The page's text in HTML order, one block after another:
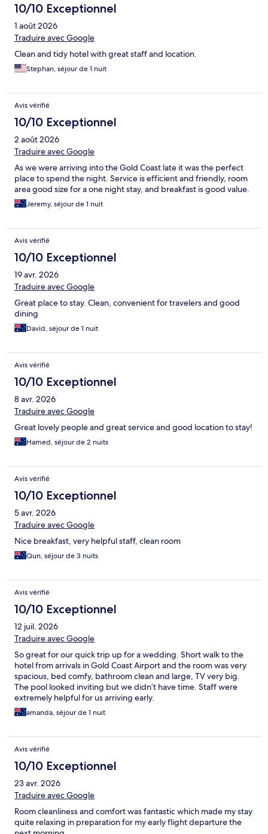
10/10 Exceptionnel
1 août 2026
Traduire avec Google
Clean and tidy hotel with great staff and location.
Stephan, séjour de 1 nuit
Avis vérifié
10/10 Exceptionnel
2 août 2026
Traduire avec Google
As we were arriving into the Gold Coast late it was the perfect
place to spend the night. Service is efficient and friendly, room
area good size for a one night stay, and breakfast is good value.
Jeremy, séjour de 1 nuit
Avis vérifié
10/10 Exceptionnel
19 avr. 2026
Traduire avec Google
Great place to stay. Clean, convenient for travelers and good
dining
David, séjour de 1 nuit
Avis vérifié
10/10 Exceptionnel
8 avr. 2026
Traduire avec Google
Great lovely people and great service and good location to stay!
Hamed, séjour de 2 nuits
Avis vérifié
10/10 Exceptionnel
5 avr. 2026
Traduire avec Google
Nice breakfast, very helpful staff, clean room
Qun, séjour de 3 nuits
Avis vérifié
10/10 Exceptionnel
12 juil. 2026
Traduire avec Google
So great for our quick trip up for a wedding. Short walk to the
hotel from arrivals in Gold Coast Airport and the room was very
spacious, bed comfy, bathroom clean and large, TV very big.
The pool looked inviting but we didn’t have time. Staff were
extremely helpful for us arriving early.
amanda, séjour de 1 nuit
Avis vérifié
10/10 Exceptionnel
23 avr. 2026
Traduire avec Google
Room cleanliness and comfort was fantastic which made my stay
quite relaxing in preparation for my early flight departure the